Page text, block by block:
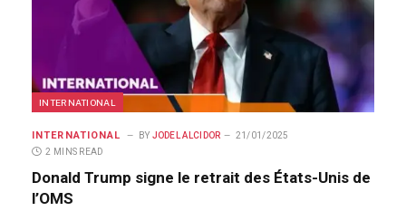
INTERNATIONAL
INTERNATIONAL BY JODEL ALCIDOR
21/01/2025
2 MINS READ
Donald Trump signe le retrait des États-Unis de
l’OMS